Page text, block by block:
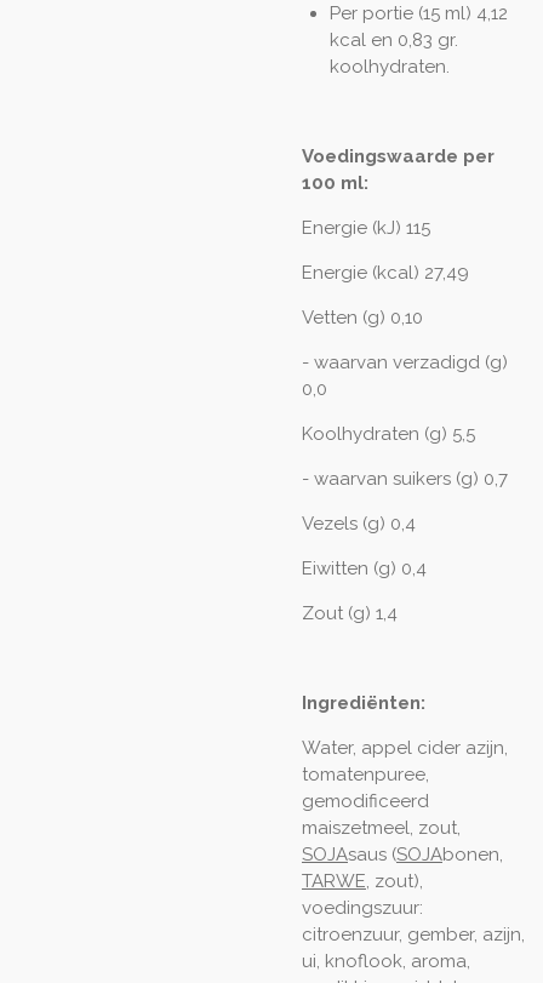
Per portie (15 ml) 4,12
kcal en 0,83 gr.
koolhydraten.
Voedingswaarde per
100 ml:
Energie (kJ) 115
Energie (kcal) 27,49
Vetten (g) 0,10
- waarvan verzadigd (g)
0,0
Koolhydraten (g) 5,5
- waarvan suikers (g) 0,7
Vezels (g) 0,4
Eiwitten (g) 0,4
Zout (g) 1,4
Ingrediënten:
Water, appel cider azijn,
tomatenpuree,
gemodificeerd
maiszetmeel, zout,
SOJAsaus (SOJAbonen,
TARWE, zout),
voedingszuur:
citroenzuur, gember, azijn,
ui, knoflook, aroma,